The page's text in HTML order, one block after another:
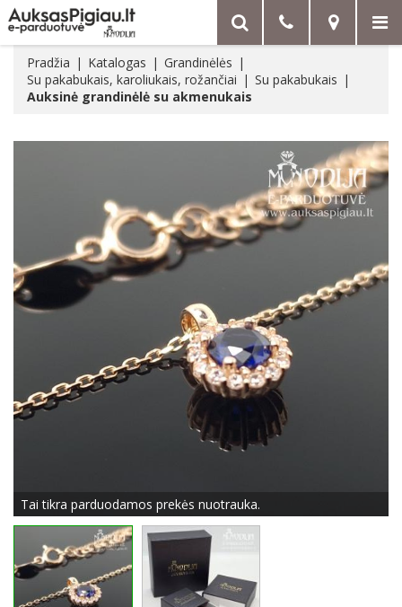
Pradžia Katalogas
Grandinėlės
Su pakabukais, karoliukais, rožančiai
Su pakabukais
Auksinė grandinėlė su akmenukais
Tai tikra parduodamos prekės nuotrauka.